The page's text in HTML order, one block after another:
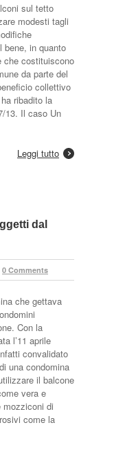
sul tetto
modesti tagli
bene, in quanto
che costituiscono
da parte del
collettivo
ribadito la
13. Il caso Un
Leggi tutto
dal
0 Comments
che gettava
Con la
l’11 aprile
convalidato
una condomina
il balcone
vera e
mozziconi di
come la